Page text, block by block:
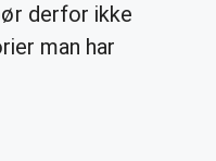
derfor ikke
man har